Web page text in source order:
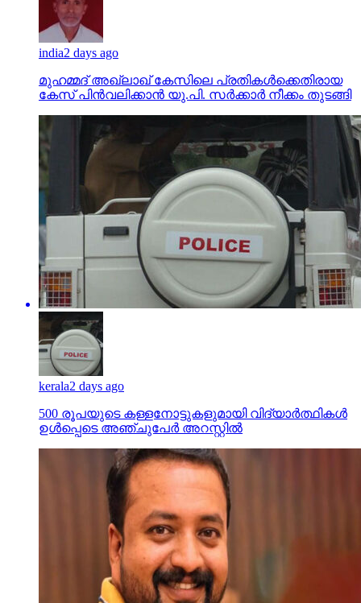
india2 days ago
മുഹമ്മദ് അഖ്‌ലാഖ് കേസിലെ പ്രതികള്‍ക്കെതിരായ
കേസ് പിന്‍വലിക്കാന്‍ യു.പി. സര്‍ക്കാര്‍ നീക്കം തുടങ്ങി
kerala2 days ago
500 രൂപയുടെ കള്ളനോട്ടുകളുമായി വിദ്യാര്‍ത്ഥികള്‍
ഉള്‍പ്പെടെ അഞ്ചുപേര്‍ അറസ്റ്റില്‍